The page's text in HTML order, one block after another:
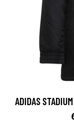
ADIDAS